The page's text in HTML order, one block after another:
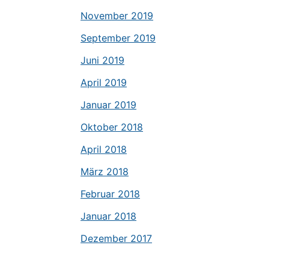
November 2019
September 2019
Juni 2019
April 2019
Januar 2019
Oktober 2018
April 2018
März 2018
Februar 2018
Januar 2018
Dezember 2017